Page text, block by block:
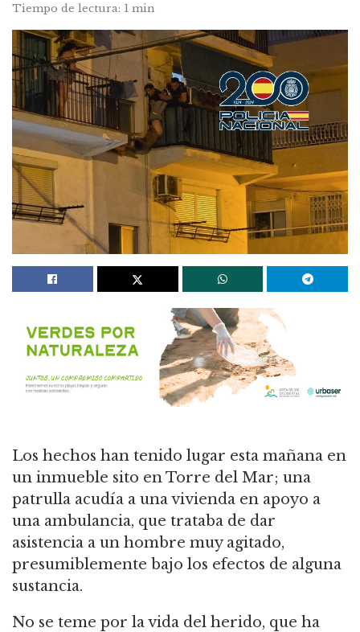
Tiempo de lectura: 1 min
Los hechos han tenido lugar esta mañana en
un inmueble sito en Torre del Mar; una
patrulla acudía a una vivienda en apoyo a
una ambulancia, que trataba de dar
asistencia a un hombre muy agitado,
presumiblemente bajo los efectos de alguna
sustancia.
No se teme por la vida del herido, que ha